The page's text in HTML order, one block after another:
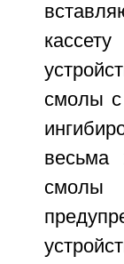
смолы с
весьма
смолы